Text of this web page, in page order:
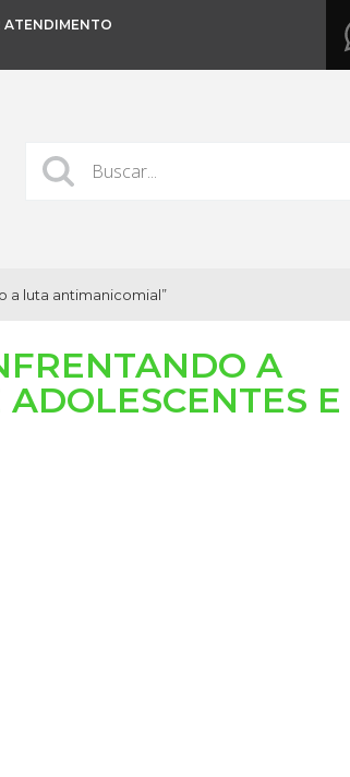
ATENDIMENTO
a luta antimanicomial”
A
E